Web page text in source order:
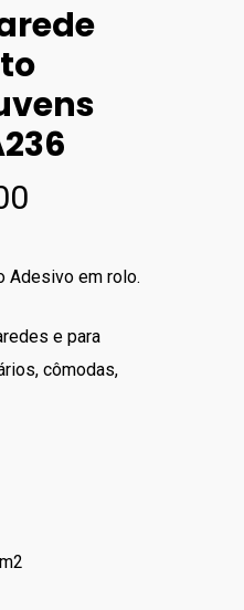
atual
é:
R$64.00.
Adesivo em rolo.
e para
cômodas,